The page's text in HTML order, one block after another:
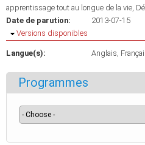
apprentissage tout au longue de la vie
Date de parution:
2013-07-15
Masquer
Versions disponibles
Langue(s): Anglais
Programmes